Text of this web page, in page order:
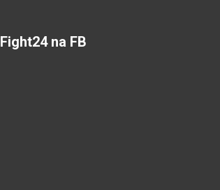
Fight24 na FB